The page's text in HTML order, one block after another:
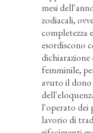
mesi
zodiacali,
completezza
esordiscono
femminile,
avuto il dono
l'operato dei
lavorio di